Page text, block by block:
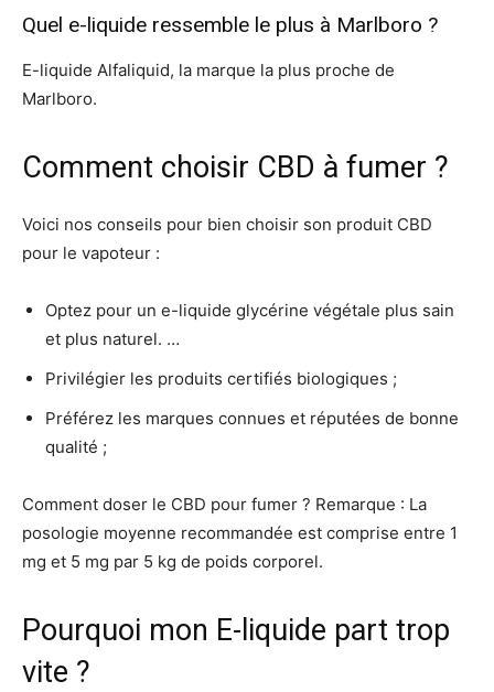
Quel e-liquide ressemble le plus à Marlboro ?
E-liquide Alfaliquid, la marque la plus proche de
Marlboro.
Comment choisir CBD à fumer ?
Voici nos conseils pour bien choisir son produit CBD
pour le vapoteur :
Optez pour un e-liquide glycérine végétale plus sain
et plus naturel. …
Privilégier les produits certifiés biologiques ;
Préférez les marques connues et réputées de bonne
qualité ;
Comment doser le CBD pour fumer ? Remarque : La
posologie moyenne recommandée est comprise entre 1
mg et 5 mg par 5 kg de poids corporel.
Pourquoi mon E-liquide part trop
vite ?